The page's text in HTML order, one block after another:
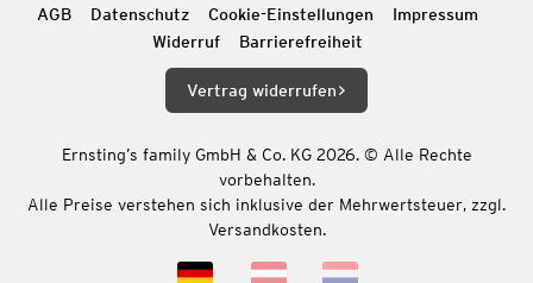
AGB Datenschutz Cookie-Einstellungen
Impressum
Widerruf
Barrierefreiheit
Vertrag widerrufen
Ernsting’s family GmbH & Co. KG 2026. © Alle Rechte
vorbehalten.
Alle Preise verstehen sich inklusive der Mehrwertsteuer, zzgl.
Versandkosten.